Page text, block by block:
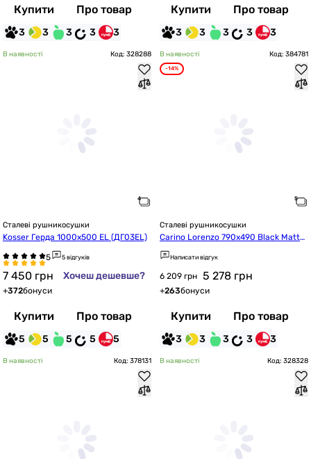
Купити Про товар
3 3 3 3 3
Купити Про товар
3 3 3 3 3
В наявності Код: 328288
Сталеві рушникосушки
Kosser Герда 1000х500 EL (ДГ03EL)
5 відгуків
7 450 грн Хочеш дешевше?
+372бонуси
Купити Про товар
5 5 5 5 5
В наявності Код: 384781
-14%
Сталеві рушникосушки
Carino Lorenzo 790x490 Black Matte
(L7949FBM)
Написати відгук
6 209 грн 5 278 грн
+263бонуси
Купити Про товар
3 3 3 3 3
В наявності Код: 378131 В наявності Код: 328328